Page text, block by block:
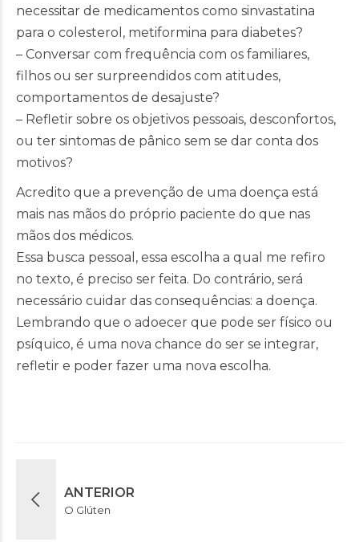
necessitar de medicamentos como sinvastatina
para o colesterol, metiformina para diabetes?
– Conversar com frequência com os familiares,
filhos ou ser surpreendidos com atitudes,
comportamentos de desajuste?
– Refletir sobre os objetivos pessoais, desconfortos,
ou ter sintomas de pânico sem se dar conta dos
motivos?
Acredito que a prevenção de uma doença está
mais nas mãos do próprio paciente do que nas
mãos dos médicos.
Essa busca pessoal, essa escolha a qual me refiro
no texto, é preciso ser feita. Do contrário, será
necessário cuidar das consequências: a doença.
Lembrando que o adoecer que pode ser físico ou
psíquico, é uma nova chance do ser se integrar,
refletir e poder fazer uma nova escolha.
ANTERIOR
O Glúten